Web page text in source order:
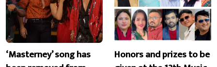
‘Masterney’ song has
Honors and prizes to be